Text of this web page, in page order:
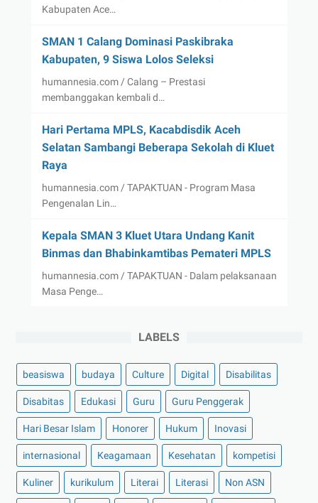
Kabupaten Ace…
SMAN 1 Calang Dominasi Paskibraka
Kabupaten, 9 Siswa Lolos Seleksi
humannesia.com / Calang – Prestasi
membanggakan kembali d…
Hari Pertama MPLS, Kacabdisdik Aceh
Selatan Sambangi Beberapa Sekolah di Kluet
Raya
humannesia.com / TAPAKTUAN - Program Masa
Pengenalan Lin…
Kepala SMAN 3 Kluet Utara Undang Kanit
Binmas dan Bhabinkamtibas Pemateri MPLS
humannesia.com / TAPAKTUAN - Dalam pelaksanaan
Masa Penge…
LABELS
beasiswa budaya Culture Digital Disabilitas
Disabitas Edukasi Guru Guru Penggerak
Hari Besar Islam Honorer Hukum Inovasi
internasional Keagamaan Kesehatan kompetisi
Kuliner kurikulum Literai Literasi Non ASN